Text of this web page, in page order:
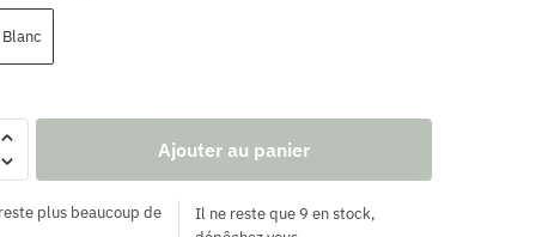
Blanc
Ajouter au panier
plus beaucoup de
Il ne reste que 9 en stock,